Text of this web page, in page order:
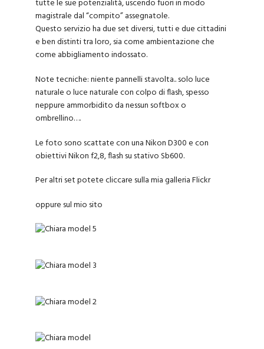
tutte le sue potenzialità, uscendo fuori in modo
magistrale dal “compito” assegnatole.
Questo servizio ha due set diversi, tutti e due cittadini
e ben distinti tra loro, sia come ambientazione che
come abbigliamento indossato.
Note tecniche: niente pannelli stavolta.. solo luce
naturale o luce naturale con colpo di flash, spesso
neppure ammorbidito da nessun softbox o
ombrellino….
Le foto sono scattate con una Nikon D300 e con
obiettivi Nikon f2,8, flash su stativo Sb600.
Per altri set potete cliccare sulla mia galleriaFlickr
oppure sulmio sito